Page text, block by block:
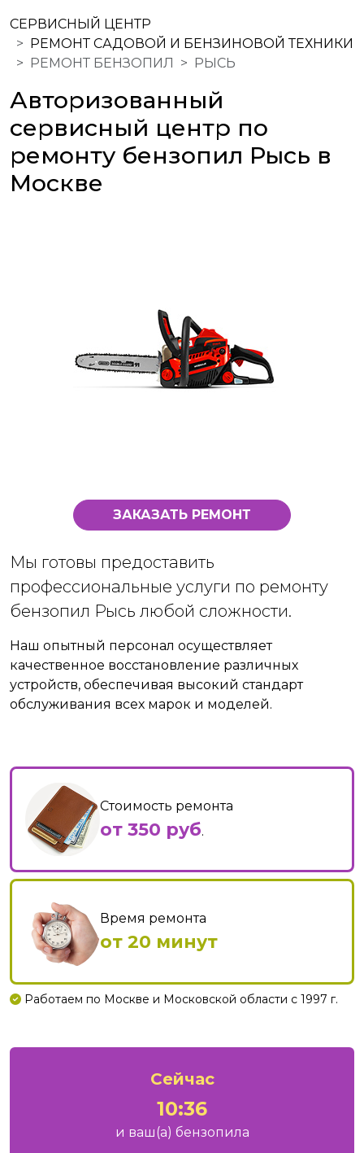
СЕРВИСНЫЙ ЦЕНТР
РЕМОНТ САДОВОЙ И БЕНЗИНОВОЙ ТЕХНИКИ
РЕМОНТ БЕНЗОПИЛ
РЫСЬ
Авторизованный
сервисный центр по
ремонту бензопил Рысь в
Москве
ЗАКАЗАТЬ РЕМОНТ
Мы готовы предоставить
профессиональные услуги по ремонту
бензопил Рысь любой сложности.
Наш опытный персонал осуществляет
качественное восстановление различных
устройств, обеспечивая высокий стандарт
обслуживания всех марок и моделей.
Стоимость ремонта
от 350 руб.
Время ремонта
от 20 минут
Работаем по Москве и Московской области с 1997 г.
Сейчас
10:36
и ваш(а) бензопила